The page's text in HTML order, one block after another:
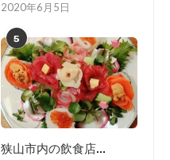
2020年6月5日
5
狭山市内の飲食店...